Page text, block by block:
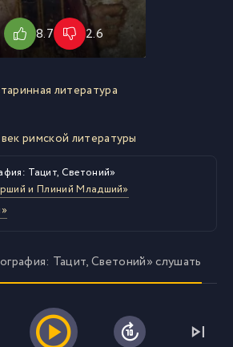
8.7 2.6
литература
римской литературы
Тацит, Светоний»
и Плиний Младший»
Тацит, Светоний» слушать